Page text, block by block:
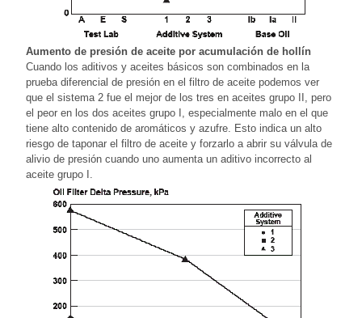
Aumento de presión de aceite por acumulación de hollín
Cuando los aditivos y aceites básicos son combinados en la
prueba diferencial de presión en el filtro de aceite podemos ver
que el sistema 2 fue el mejor de los tres en aceites grupo II, pero
el peor en los dos aceites grupo I, especialmente malo en el que
tiene alto contenido de aromáticos y azufre. Esto indica un alto
riesgo de taponar el filtro de aceite y forzarlo a abrir su válvula de
alivio de presión cuando uno aumenta un aditivo incorrecto al
aceite grupo I.